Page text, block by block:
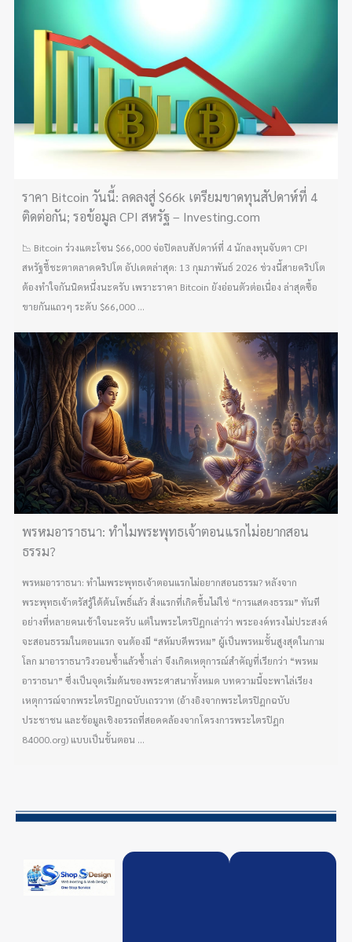
ราคา Bitcoin วันนี้: ลดลงสู่ $66k เตรียมขาดทุนสัปดาห์ที่ 4
ติดต่อกัน; รอข้อมูล CPI สหรัฐ – Investing.com
📉 Bitcoin ร่วงแตะโซน $66,000 จ่อปิดลบสัปดาห์ที่ 4 นักลงทุนจับตา CPI
สหรัฐชี้ชะตาตลาดคริปโต อัปเดตล่าสุด: 13 กุมภาพันธ์ 2026 ช่วงนี้สายคริปโต
ต้องทำใจกันนิดหนึ่งนะครับ เพราะราคา Bitcoin ยังอ่อนตัวต่อเนื่อง ล่าสุดซื้อ
ขายกันแถวๆ ระดับ $66,000 ...
พรหมอาราธนา: ทำไมพระพุทธเจ้าตอนแรกไม่อยากสอน
ธรรม?
พรหมอาราธนา: ทำไมพระพุทธเจ้าตอนแรกไม่อยากสอนธรรม? หลังจาก
พระพุทธเจ้าตรัสรู้ใต้ต้นโพธิ์แล้ว สิ่งแรกที่เกิดขึ้นไม่ใช่ “การแสดงธรรม” ทันที
อย่างที่หลายคนเข้าใจนะครับ แต่ในพระไตรปิฎกเล่าว่า พระองค์ทรงไม่ประสงค์
จะสอนธรรมในตอนแรก จนต้องมี “สหัมบดีพรหม” ผู้เป็นพรหมชั้นสูงสุดในกาม
โลก มาอาราธนาวิงวอนซ้ำแล้วซ้ำเล่า จึงเกิดเหตุการณ์สำคัญที่เรียกว่า “พรหม
อาราธนา” ซึ่งเป็นจุดเริ่มต้นของพระศาสนาทั้งหมด บทความนี้จะพาไล่เรียง
เหตุการณ์จากพระไตรปิฎกฉบับเถรวาท (อ้างอิงจากพระไตรปิฎกฉบับ
ประชาชน และข้อมูลเชิงอรรถที่สอดคล้องจากโครงการพระไตรปิฎก
84000.org) แบบเป็นขั้นตอน ...